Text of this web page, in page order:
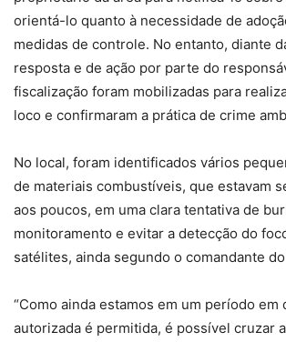
orientá-lo quanto à necessidade de
medidas de controle. No entanto, diante
resposta e de ação por parte do
fiscalização foram mobilizadas para
loco e confirmaram a prática de crime
No local, foram identificados vários
de materiais combustíveis, que estavam
aos poucos, em uma clara tentativa de
monitoramento e evitar a detecção do
satélites, ainda segundo o comandante do
“Como ainda estamos em um período em
autorizada é permitida, é possível cruzar